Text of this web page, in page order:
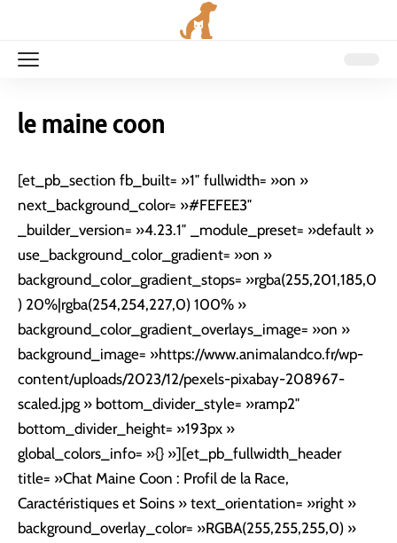
le maine coon
[et_pb_section fb_built= »1″ fullwidth= »on »
next_background_color= »#FEFEE3″
_builder_version= »4.23.1″ _module_preset= »default »
use_background_color_gradient= »on »
background_color_gradient_stops= »rgba(255,201,185,0
) 20%|rgba(254,254,227,0) 100% »
background_color_gradient_overlays_image= »on »
background_image= »https://www.animalandco.fr/wp-
content/uploads/2023/12/pexels-pixabay-208967-
scaled.jpg » bottom_divider_style= »ramp2″
bottom_divider_height= »193px »
global_colors_info= »{} »][et_pb_fullwidth_header
title= »Chat Maine Coon : Profil de la Race,
Caractéristiques et Soins » text_orientation= »right »
background_overlay_color= »RGBA(255,255,255,0) »